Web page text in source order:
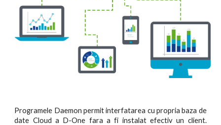
Programele Daemon permit interfatarea cu propria baza de
date Cloud a D-One fara a fi instalat efectiv un client.